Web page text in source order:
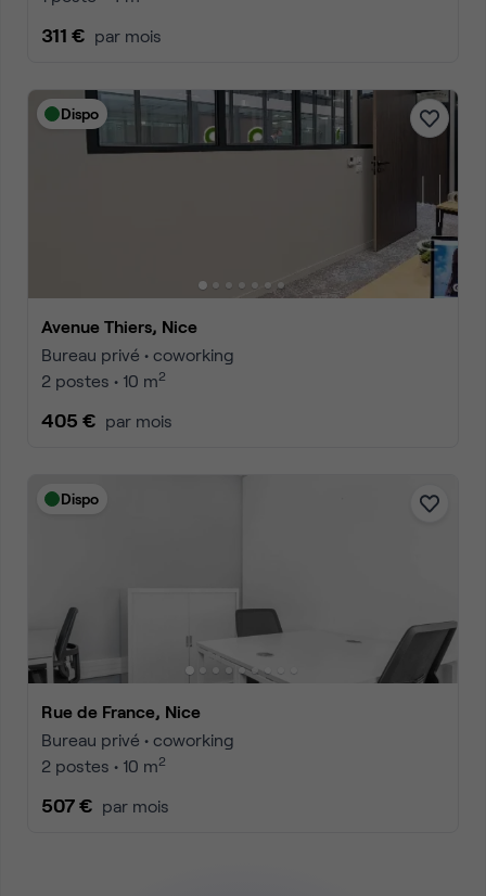
311 € par mois
Dispo
Avenue Thiers, Nice
Bureau privé • coworking
2 postes • 10 m2
405 € par mois
Dispo
Rue de France, Nice
Bureau privé • coworking
2 postes • 10 m2
507 € par mois